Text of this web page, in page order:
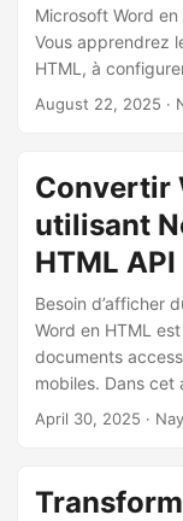
o
Microsoft Word en
Vous apprendrez
HTML, à
appels cURL, et à
August 22, 2025 ·
Convertir
utilisant
HTML API
Besoin d’afficher
Word en HTML
documents
mobiles. Dans cet
utiliser le SDK
April 30, 2025 ·